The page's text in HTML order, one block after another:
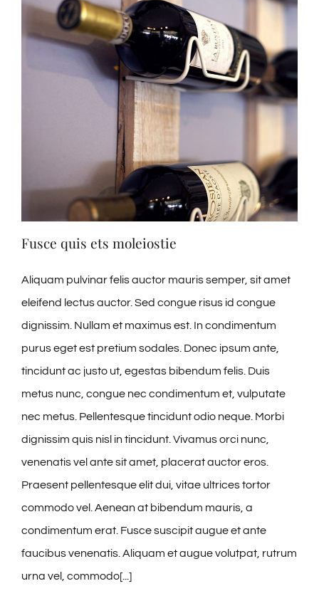
Fusce quis ets moleiostie
Aliquam pulvinar felis auctor mauris semper, sit amet
eleifend lectus auctor. Sed congue risus id congue
dignissim. Nullam et maximus est. In condimentum
purus eget est pretium sodales. Donec ipsum ante,
tincidunt ac justo ut, egestas bibendum felis. Duis
metus nunc, congue nec condimentum et, vulputate
nec metus. Pellentesque tincidunt odio neque. Morbi
dignissim quis nisl in tincidunt. Vivamus orci nunc,
venenatis vel ante sit amet, placerat auctor eros.
Praesent pellentesque elit dui, vitae ultrices tortor
commodo vel. Aenean at bibendum mauris, a
condimentum erat. Fusce suscipit augue et ante
faucibus venenatis. Aliquam et augue volutpat, rutrum
urna vel, commodo[...]